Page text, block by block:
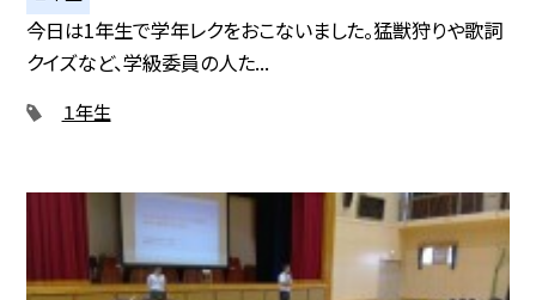
今日は1年生で学年レクをおこないました。猛獣狩りや歌詞
クイズなど、学級委員の人た...
１年生